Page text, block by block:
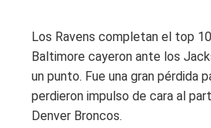
Los Ravens completan el top
Baltimore cayeron ante los
un punto. Fue una gran pérdida
perdieron impulso de cara al
Denver Broncos.